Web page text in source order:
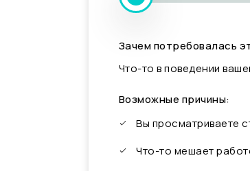
Зачем потребовалась
Что-то в поведении
Возможные причины:
Вы просматриваете
Что-то мешает